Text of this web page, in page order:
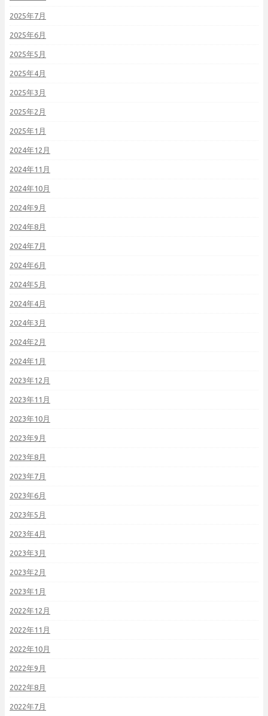
2025年7月
2025年6月
2025年5月
2025年4月
2025年3月
2025年2月
2025年1月
2024年12月
2024年11月
2024年10月
2024年9月
2024年8月
2024年7月
2024年6月
2024年5月
2024年4月
2024年3月
2024年2月
2024年1月
2023年12月
2023年11月
2023年10月
2023年9月
2023年8月
2023年7月
2023年6月
2023年5月
2023年4月
2023年3月
2023年2月
2023年1月
2022年12月
2022年11月
2022年10月
2022年9月
2022年8月
2022年7月